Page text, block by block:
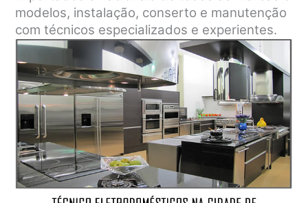
modelos, instalação, conserto e manutenção
com técnicos especializados e experientes.